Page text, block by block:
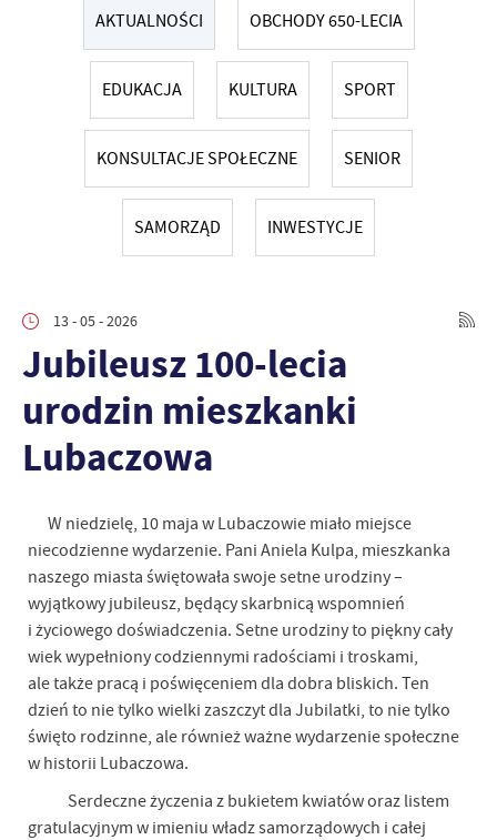
AKTUALNOŚCI OBCHODY 650-LECIA
EDUKACJA KULTURA SPORT
KONSULTACJE SPOŁECZNE SENIOR
SAMORZĄD INWESTYCJE
13 - 05 - 2026
Jubileusz 100-lecia
urodzin mieszkanki
Lubaczowa
W niedzielę, 10 maja w Lubaczowie miało miejsce
niecodzienne wydarzenie. Pani Aniela Kulpa, mieszkanka
naszego miasta świętowała swoje setne urodziny –
wyjątkowy jubileusz, będący skarbnicą wspomnień
i życiowego doświadczenia. Setne urodziny to piękny cały
wiek wypełniony codziennymi radościami i troskami,
ale także pracą i poświęceniem dla dobra bliskich. Ten
dzień to nie tylko wielki zaszczyt dla Jubilatki, to nie tylko
święto rodzinne, ale również ważne wydarzenie społeczne
w historii Lubaczowa.
Serdeczne życzenia z bukietem kwiatów oraz listem
gratulacyjnym w imieniu władz samorządowych i całej